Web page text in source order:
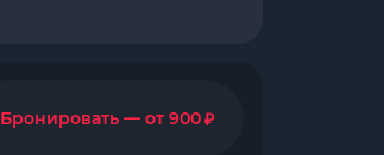
Бронировать — от 900₽